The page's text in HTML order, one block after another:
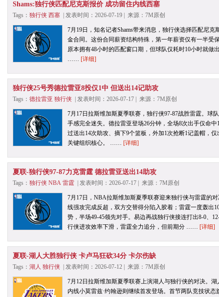
Shams:独行侠匹配尼克斯报价 成功留住内线西塞
Tags： 独行侠 西塞 | 发表时间：2026-07-19 | 来源：7M原创
7月19日，知名记者Shams带来消息，独行侠选择匹配尼
金合同。这份合同薪资结构特殊，第一年薪资仅有一半受
原本拥有48小时的匹配窗口期，但球队仅耗时10小时就做
…… [详细]
独行侠25号秀德拉雷亚8投仅1中 但送出14记助攻
Tags： 德拉雷亚 独行侠 | 发表时间：2026-07-17 | 来源：7M原创
7月17日拉斯维加斯夏季联赛，独行侠97-87战胜雷霆。球
手感完全迷失。德拉雷亚登场26分钟，全场8次出手仅命
过送出14次助攻、摘下9个篮板，外加1次抢断1记盖帽，
关键组织核心。 …… [详细]
夏联-独行侠97-87力克雷霆 德拉雷亚送出14助攻
Tags： 独行侠 NBA 雷霆 | 发表时间：2026-07-17 | 来源：7M原创
7月17日，NBA拉斯维加斯夏季联赛迎来独行侠与雷霆的
线强攻完成反超，双方交替得分陷入胶着；雷霆一度轰出
势，半场49-45领先对手。易边再战独行侠接连打出8-0、
行侠进攻效率下滑，雷霆全力追分，但前期分 …… [详细]
夏联-湖人大胜独行侠 卡卢马狂砍34分 卡尔伤缺
Tags： 湖人 独行侠 | 发表时间：2026-07-12 | 来源：7M原创
7月12日拉斯维加斯夏季联赛上演湖人与独行侠的对决。
内线小莫雷兹·约翰逊则继续首发登场。首节两队竞技状